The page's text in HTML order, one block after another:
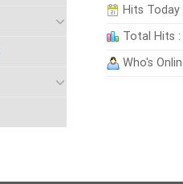
Hits Today
Total Hits :
Who's